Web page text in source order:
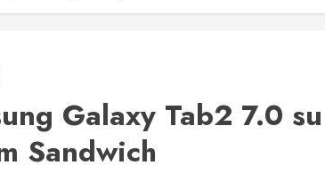
Galaxy Tab2 7.0
Sandwich